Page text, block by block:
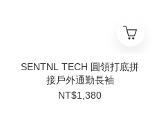
SENTNL TECH 圓領打底拼
接戶外通勤長袖
NT$1,380